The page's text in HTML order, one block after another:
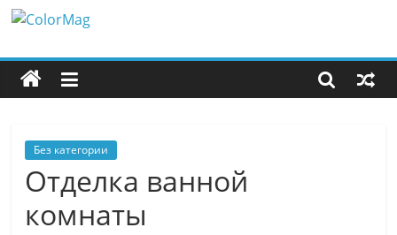
Перейти
содержимому
ColorMag
ColorMag
Demo
Без категории
Отделка ванной
комнаты